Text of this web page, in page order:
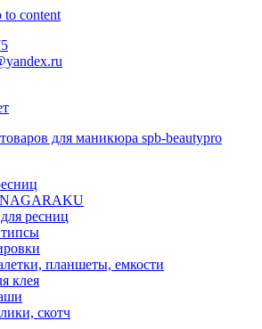
to content
ресниц
планшеты, емкости
клея
скотч